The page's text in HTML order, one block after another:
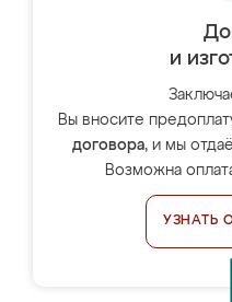
и
Вы вносите
договора, и мы
Возможна
УЗНАТЬ